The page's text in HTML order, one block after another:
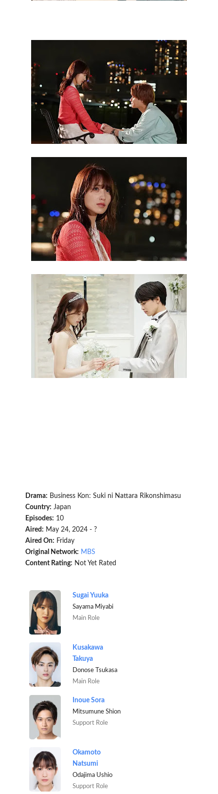
Drama: Business Kon: Suki ni Nattara Rikonshimasu
Country: Japan
Episodes: 10
Aired: May 24, 2024 - ?
Aired On: Friday
Original Network: MBS
Content Rating: Not Yet Rated
Sugai Yuuka
Sayama Miyabi
Main Role
Kusakawa
Takuya
Donose Tsukasa
Main Role
Inoue Sora
Mitsumune Shion
Support Role
Okamoto
Natsumi
Odajima Ushio
Support Role